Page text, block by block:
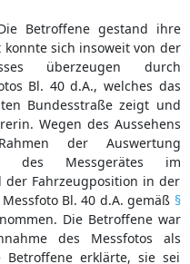
Betroffene gestand ihre
konnte sich insoweit von der
überzeugen durch
Bl. 40 d.A., welches das
Bundesstraße zeigt und
Wegen des Aussehens
der Auswertung
des Messgerätes im
der Fahrzeugposition in der
Bl. 40 d.A. gemäß §
Die Betroffene war
des Messfotos als
Betroffene erklärte, sie sei